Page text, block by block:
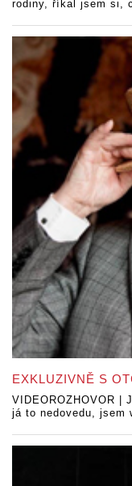
rodiny, říkal jsem si,
EXKLUZIVNĚ S
VIDEOROZHOVOR |
já to nedovedu, jsem